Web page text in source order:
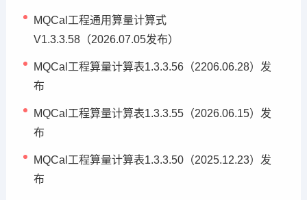
MQCal工程通用算量计算式
V1.3.3.58（2026.07.05发布）
MQCal工程算量计算表1.3.3.56（2206.06.28）发
布
MQCal工程算量计算表1.3.3.55（2026.06.15）发
布
MQCal工程算量计算表1.3.3.50（2025.12.23）发
布